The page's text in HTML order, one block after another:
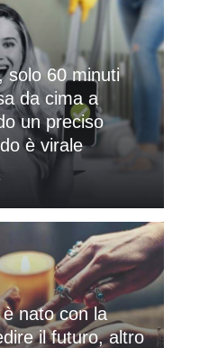
solo 60 minuti
da cima a
un preciso
è virale
nato con la
il futuro, altro